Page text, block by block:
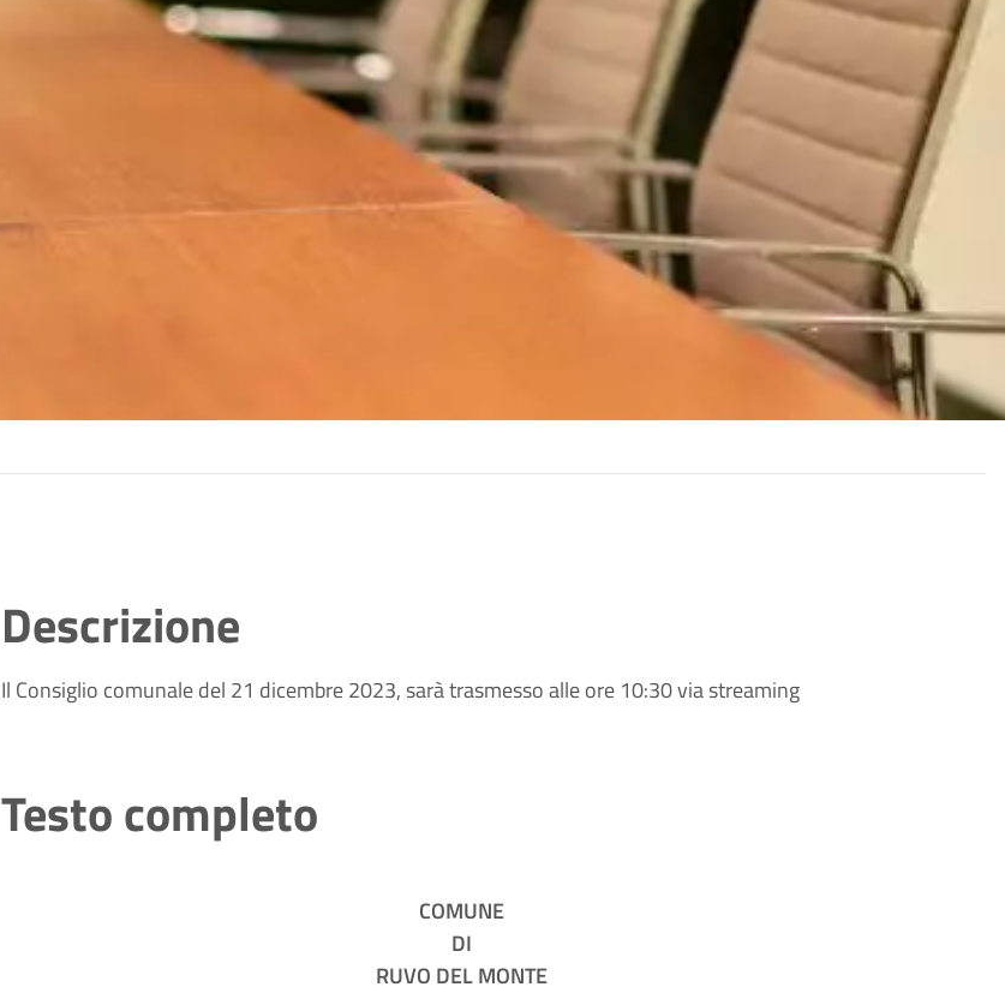
Descrizione
Il Consiglio comunale del 21 dicembre 2023, sarà trasmesso alle ore 10:30 via streaming
Testo completo
COMUNE
DI
RUVO DEL MONTE